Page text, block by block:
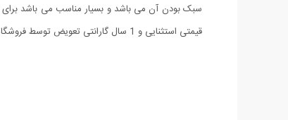
قیمتی استثنایی و 1 سال گارانتی تعویض توسط فروشگاه میهن استور عرضه شده است.